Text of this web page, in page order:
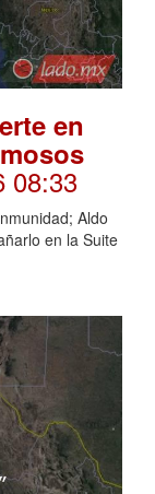
en
08:33
Aldo
en la Suite